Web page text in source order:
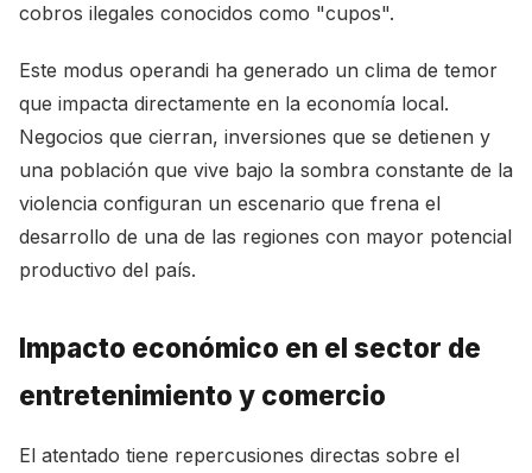
cobros ilegales conocidos como "cupos".
Este modus operandi ha generado un clima de temor
que impacta directamente en la economía local.
Negocios que cierran, inversiones que se detienen y
una población que vive bajo la sombra constante de la
violencia configuran un escenario que frena el
desarrollo de una de las regiones con mayor potencial
productivo del país.
Impacto económico en el sector de
entretenimiento y comercio
El atentado tiene repercusiones directas sobre el